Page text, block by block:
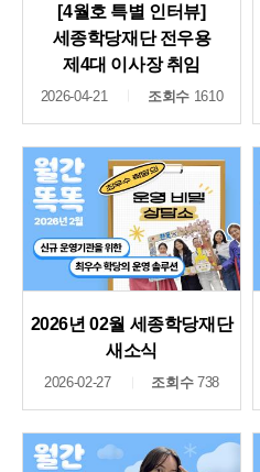
[4월호 특별 인터뷰]
세종학당재단 전우용
제4대 이사장 취임
2026-04-21 조회수 1610
2026년 02월 세종학당재단
새소식
2026-02-27 조회수738